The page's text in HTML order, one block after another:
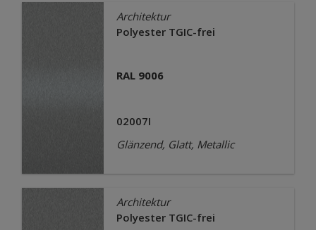
Architektur
Polyester TGIC-frei
RAL 9006
02007I
Glänzend, Glatt, Metallic
Architektur
Polyester TGIC-frei